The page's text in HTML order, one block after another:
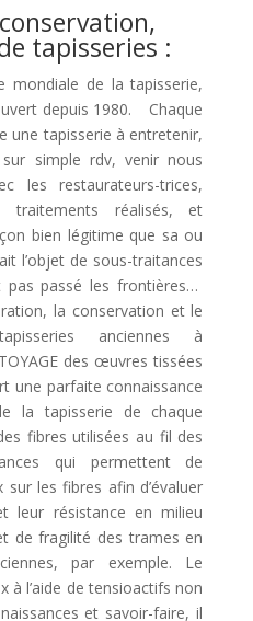
tapisseries :
mondiale de la tapisserie,
depuis 1980. Chaque
une tapisserie à entretenir,
simple rdv, venir nous
les restaurateurs-trices,
traitements réalisés, et
bien légitime que sa ou
l’objet de sous-traitances
pas passé les frontières…
la conservation et le
anciennes à
des œuvres tissées
une parfaite connaissance
la tapisserie de chaque
fibres utilisées au fil des
qui permettent de
les fibres afin d’évaluer
leur résistance en milieu
de fragilité des trames en
par exemple. Le
à l’aide de tensioactifs non
et savoir-faire, il